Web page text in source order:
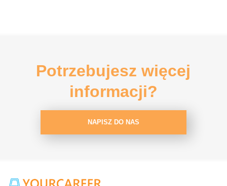
Potrzebujesz więcej
informacji?
NAPISZ DO NAS